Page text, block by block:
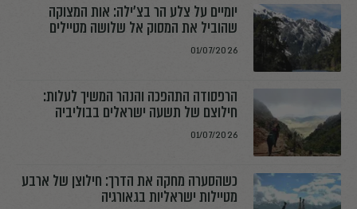
יומיים על צלע הר בצ׳ילה: אות המצוקה
שהוביל את המסוק אל שלושה מטיילים
01/07/2026
הרפסודה התהפכה והנהר המשיך לעלות:
חילוצם של תשעה ישראלים בבוליביה
01/07/2026
כשהסערה מחקה את הדרך: חילוצן של ארבע
מטיילות ישראליות בגאורגיה